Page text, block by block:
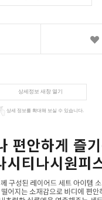
상세정보 새창 열기
상세 정보를 확대해 보실 수 있습니다.